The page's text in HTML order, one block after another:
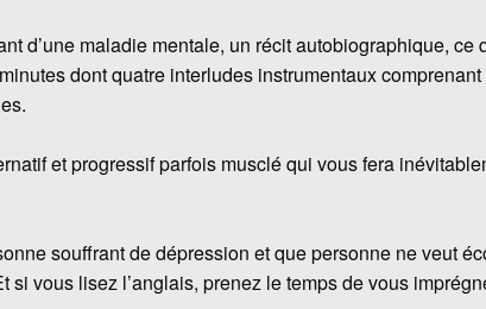
d’une maladie mentale, un récit autobiographique, ce
dont quatre interludes instrumentaux
et progressif parfois musclé qui vous fera
souffrant de dépression et que personne ne veut
vous lisez l’anglais, prenez le temps de vous